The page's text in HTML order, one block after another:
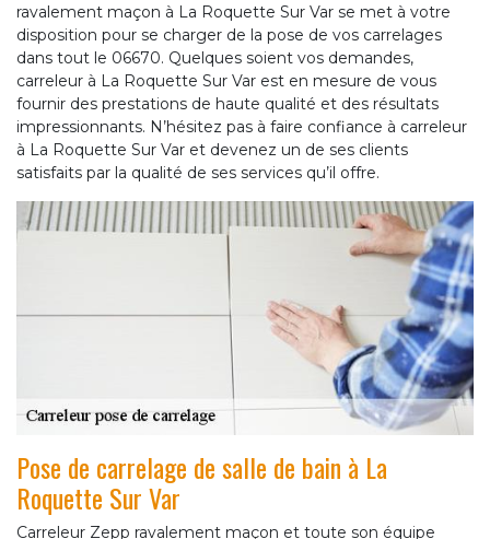
ravalement maçon à La Roquette Sur Var se met à votre
disposition pour se charger de la pose de vos carrelages
dans tout le 06670. Quelques soient vos demandes,
carreleur à La Roquette Sur Var est en mesure de vous
fournir des prestations de haute qualité et des résultats
impressionnants. N’hésitez pas à faire confiance à carreleur
à La Roquette Sur Var et devenez un de ses clients
satisfaits par la qualité de ses services qu’il offre.
Pose de carrelage de salle de bain à La
Roquette Sur Var
Carreleur Zepp ravalement maçon et toute son équipe